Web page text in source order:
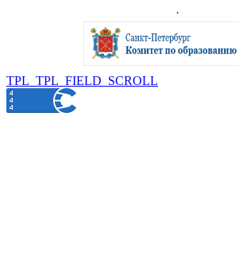
.
TPL_TPL_FIELD_SCROLL